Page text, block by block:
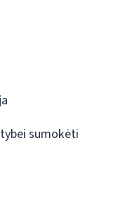
sumokėti